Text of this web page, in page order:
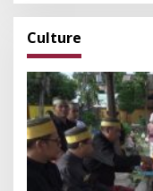
Culture